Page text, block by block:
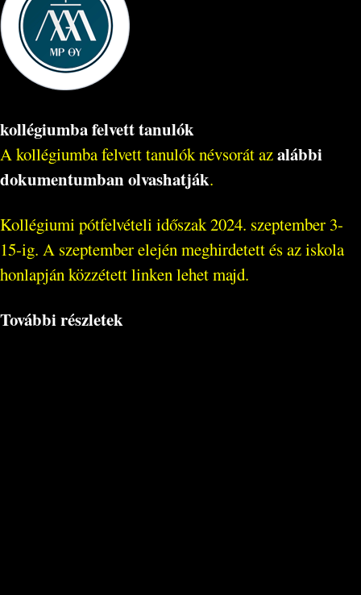
kollégiumba felvett tanulók
A kollégiumba felvett tanulók névsorát azalábbi
dokumentumban olvashatják.
Kollégiumi pótfelvételi időszak 2024. szeptember 3-
15-ig. A szeptember elején meghirdetett és az iskola
honlapján közzétett linken lehet majd.
További részletek